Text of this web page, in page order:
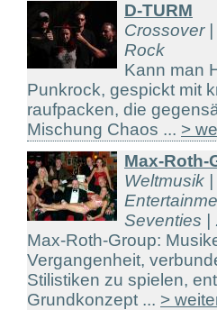
D-TURM
Crossover
Rock
Kann man
Punkrock, gespickt mit
raufpacken, die
Mischung Chaos ... >
Max-Roth-
Weltmusik |
Seventies |
Max-Roth-Group:
Vergangenheit,
Stilistiken zu spielen,
Grundkonzept ... >